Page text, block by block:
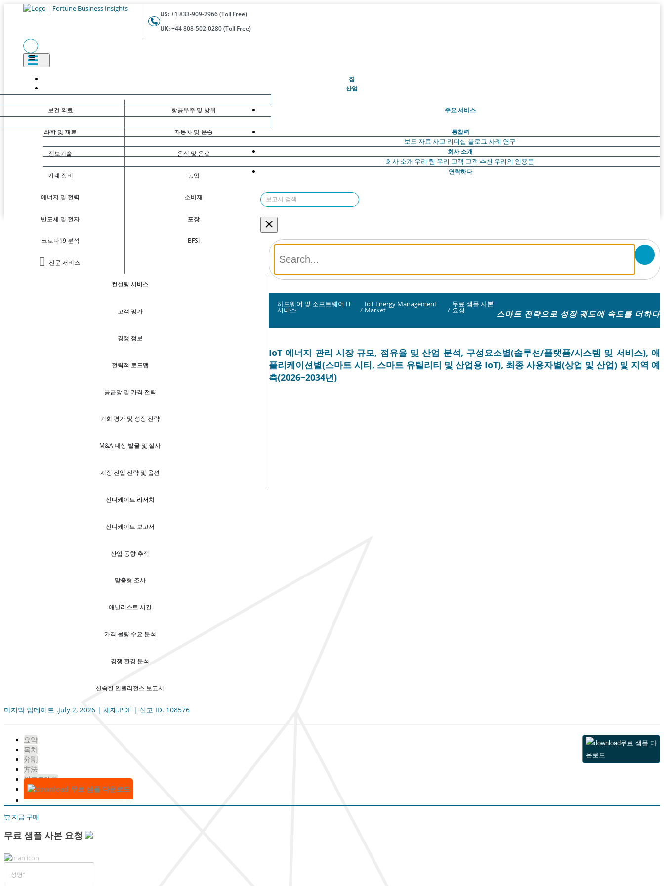
US:+1 833-909-2966 (Toll Free)
UK:+44 808-502-0280 (Toll Free)
집(현재의)
산업
보건 의료
화학 및 재료
정보기술
기계 장비
에너지 및 전력
반도체 및 전자
코로나19 분석
전문 서비스
항공우주 및 방위
자동차 및 운송
음식 및 음료
농업
소비재
포장
BFSI
주요 서비스
컨설팅 서비스
고객 평가
경쟁 정보
전략적 로드맵
공급망 및 가격 전략
기회 평가 및 성장 전략
M&A 대상 발굴 및 실사
시장 진입 전략 및 옵션
신디케이트 리서치
신디케이트 보고서
산업 동향 추적
맞춤형 조사
애널리스트 시간
가격·물량·수요 분석
경쟁 환경 분석
신속한 인텔리전스 보고서
통찰력
보도 자료 사고 리더십 블로그 사례 연구
회사 소개
회사 소개 우리 팀 우리 고객 고객 추천 우리의 인용문
연락하다
×
하드웨어 및 소프트웨어 IT
서비스 /
IoT Energy Management
Market /
무료 샘플 사본
요청 스마트 전략으로 성장 궤도에 속도를 더하다
IoT 에너지 관리 시장 규모, 점유율 및 산업 분석, 구성요소별(솔루션/플랫폼/시스템 및 서비스), 애
플리케이션별(스마트 시티, 스마트 유틸리티 및 산업용 IoT), 최종 사용자별(상업 및 산업) 및 지역 예
측(2026~2034년)
마지막 업데이트 :July 2, 2026 | 체재:PDF | 신고 ID: 108576
요약
목차
分割
方法
인포그래픽
무료 샘플 다운로드
무료 샘플 다
운로드
지금 구매
무료 샘플 사본 요청